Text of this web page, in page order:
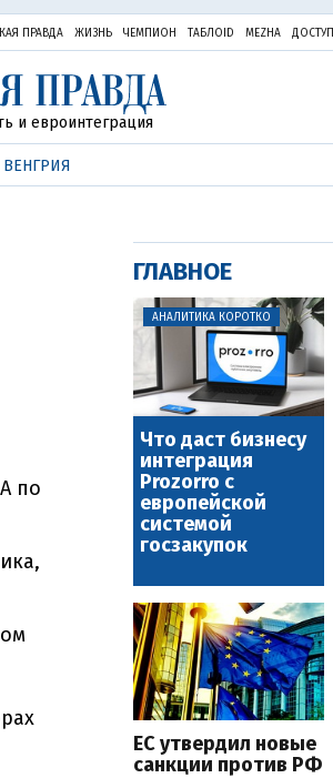
ПРАВДА ЖИЗНЬ ЧЕМПИОН ТАБЛОID MEZHA ДОСТУП
и евроинтеграция
ВЕНГРИЯ
по
ГЛАВНОЕ
АНАЛИТИКА КОРОТКО
Что даст бизнесу
интеграция
Prozorro с
европейской
системой
госзакупок
ЕС утвердил новые
санкции против РФ